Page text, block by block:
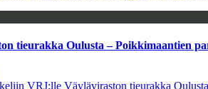
tieurakka Oulusta – Poikkimaantien
VRJ:lle Väyläviraston tieurakka